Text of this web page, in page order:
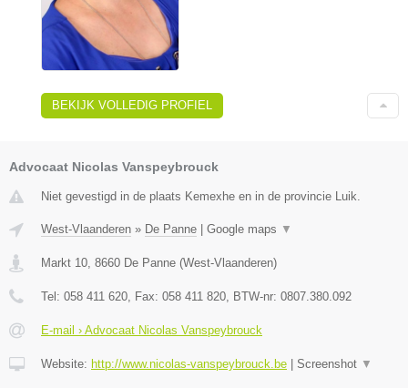
BEKIJK VOLLEDIG PROFIEL
Advocaat Nicolas Vanspeybrouck
Niet gevestigd in de plaats Kemexhe en in de provincie Luik.
West-Vlaanderen » De Panne Google maps ▼
Markt 10 8660 De Panne (West-Vlaanderen)
Tel: 058 411 620 , Fax: 058 411 820 , BTW-nr: 0807.380.092
E-mail › Advocaat Nicolas Vanspeybrouck
Website: http://www.nicolas-vanspeybrouck.be Screenshot ▼